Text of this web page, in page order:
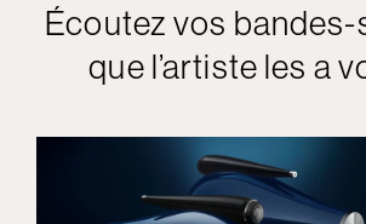
Écoutez vos
que l’artiste les a